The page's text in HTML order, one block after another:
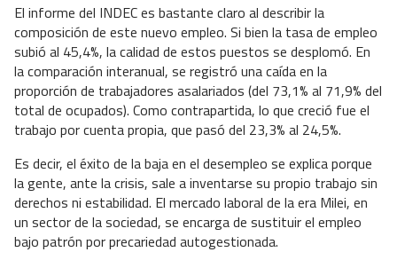
El informe del INDEC es bastante claro al describir la
composición de este nuevo empleo. Si bien la tasa de empleo
subió al 45,4%, la calidad de estos puestos se desplomó. En
la comparación interanual, se registró una caída en la
proporción de trabajadores asalariados (del 73,1% al 71,9% del
total de ocupados). Como contrapartida, lo que creció fue el
trabajo por cuenta propia, que pasó del 23,3% al 24,5%.
Es decir, el éxito de la baja en el desempleo se explica porque
la gente, ante la crisis, sale a inventarse su propio trabajo sin
derechos ni estabilidad. El mercado laboral de la era Milei, en
un sector de la sociedad, se encarga de sustituir el empleo
bajo patrón por precariedad autogestionada.